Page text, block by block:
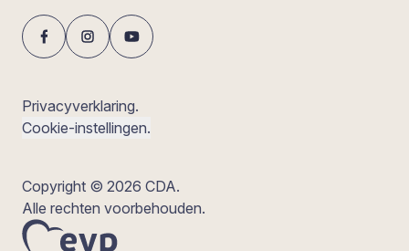
Privacyverklaring.
Cookie-instellingen.
Copyright © 2026 CDA.
Alle rechten voorbehouden.